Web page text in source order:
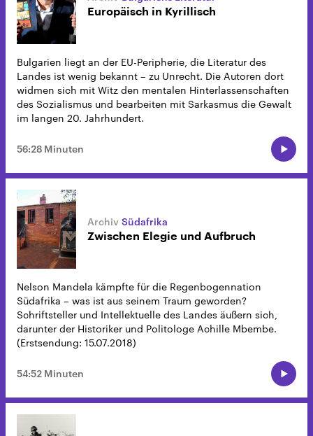
Europäisch in Kyrillisch
Bulgarien liegt an der EU-Peripherie, die Literatur des
Landes ist wenig bekannt – zu Unrecht. Die Autoren dort
widmen sich mit Witz den mentalen Hinterlassenschaften
des Sozialismus und bearbeiten mit Sarkasmus die Gewalt
im langen 20. Jahrhundert.
56:28 Minuten
Südafrika
Zwischen Elegie und Aufbruch
Nelson Mandela kämpfte für die Regenbogennation
Südafrika – was ist aus seinem Traum geworden?
Schriftsteller und Intellektuelle des Landes äußern sich,
darunter der Historiker und Politologe Achille Mbembe.
(Erstsendung: 15.07.2018)
54:52 Minuten